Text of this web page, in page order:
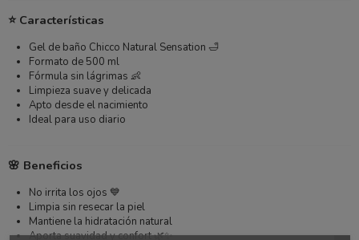
⭐ Características
Gel de baño Chicco Natural Sensation 🛁
Formato de 500 ml
Fórmula sin lágrimas 👶
Limpieza suave y delicada
Apto desde el nacimiento
Ideal para uso diario
🌸 Beneficios
No irrita los ojos 💙
Limpia sin resecar la piel
Mantiene la hidratación natural
Aporta suavidad y confort 🌿✨